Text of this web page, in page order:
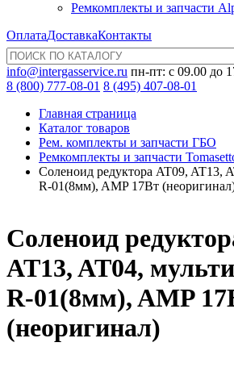
Ремкомплекты и запчасти
ОплатаДоставкаКонтакты
info@intergasservice.ru пн-пт: с 09.00 до
8 (800) 777-08-01 8 (495) 407-08-01
Главная страница
Каталог товаров
Рем. комплекты и запчасти ГБО
Ремкомплекты и запчасти
Соленоид редуктора AT09, AT13,
R-01(8мм), AMP 17Вт
Соленоид
AT13, AT04,
R-01(8мм), AMP
(неоригинал)